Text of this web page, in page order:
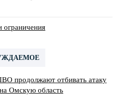
ограничения
продолжают отбивать атаку
Омскую область